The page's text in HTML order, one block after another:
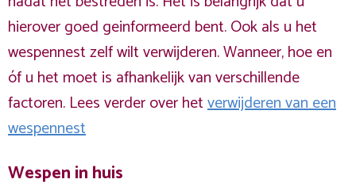
hierover goed geinformeerd bent. Ook als u het
wespennest zelf wilt verwijderen. Wanneer, hoe en
óf u het moet is afhankelijk van verschillende
factoren. Lees verder over hetverwijderen van een
wespennest
Wespen in huis